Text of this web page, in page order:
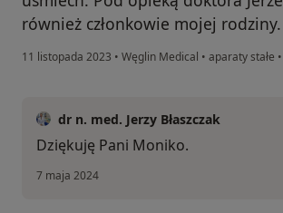
również członkowie mojej rodziny.
11 listopada 2023 • Węglin Medical • aparaty stałe •
dr n. med. Jerzy Błaszczak
Dziękuję Pani Moniko.
7 maja 2024